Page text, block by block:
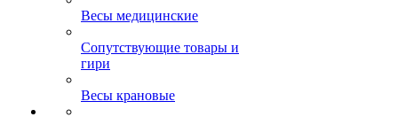
Весы медицинские
Сопутствующие товары и
гири
Весы крановые